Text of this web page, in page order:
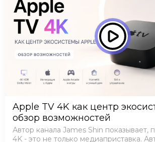
Apple TV 4K как центр
обзор возможностей
Автор канала James Shin показывает,
4K - это не только медиаприставка.